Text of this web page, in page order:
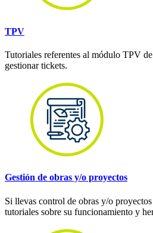
TPV
Tutoriales referentes al módulo TPV
gestionar tickets.
Gestión de obras y/o proyectos
Si llevas control de obras y/o
tutoriales sobre su funcionamiento y